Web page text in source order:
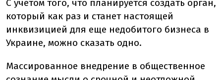
С учетом того, что планируется создать орган,
который как раз и станет настоящей
инквизицией для еще недобитого бизнеса в
Украине, можно сказать одно.
Массированное внедрение в общественное